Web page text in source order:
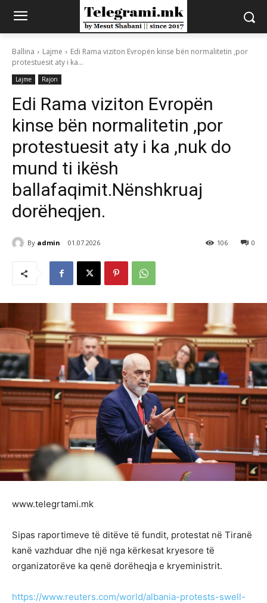
Ballina Lajme
Edi Rama viziton Evropën kinse bën normalitetin ,por
protestuesit aty i ka...
Lajme Rajon
Edi Rama viziton Evropën
kinse bën normalitetin ,por
protestuesit aty i ka ,nuk do
mund ti ikësh
ballafaqimit.Nënshkruaj
dorëheqjen.
By admin 01.07.2026 0
106
www.telegrtami.mk
Sipas raportimeve të ditëve të fundit, protestat në Tiranë
kanë vazhduar dhe një nga kërkesat kryesore të
organizatorëve ka qenë dorëheqja e kryeministrit.
https://www.reuters.com/world/albania-protests-swell-